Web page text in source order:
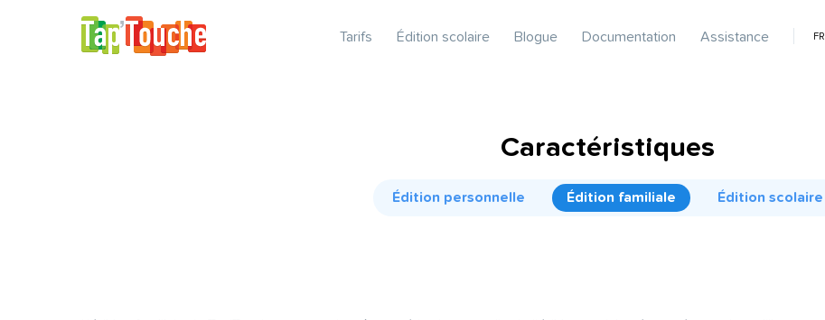
Tarifs Édition scolaire Blogue Documentation Assistance FR
Caractéristiques
Édition personnelle Édition familiale Édition scolaire